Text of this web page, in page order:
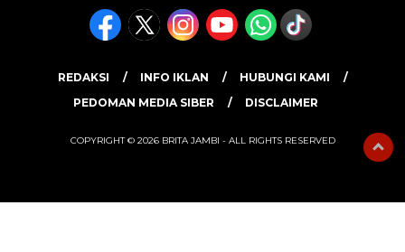
REDAKSI INFO IKLAN
HUBUNGI KAMI
PEDOMAN MEDIA SIBER
DISCLAIMER
COPYRIGHT © 2026 BRITA JAMBI - ALL RIGHTS RESERVED